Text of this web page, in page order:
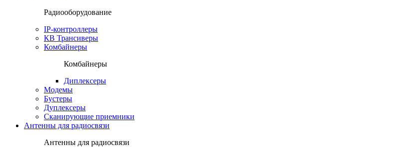
Радиооборудование
IP-контроллеры
КВ Трансиверы
Комбайнеры
Комбайнеры
Диплексеры
Модемы
Бустеры
Дуплексеры
Сканирующие приемники
Антенны для радиосвязи
Антенны для радиосвязи